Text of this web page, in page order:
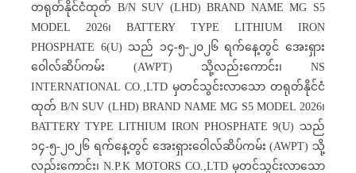
တရုတ်နိုင်ငံထုတ် B/N SUV (LHD) BRAND NAME MG S5
MODEL 2026၊ BATTERY TYPE LITHIUM IRON
PHOSPHATE 6(U) သည် ၁၄-၅-၂၀၂၆ ရက်နေ့တွင် အေးရှား
ဝေါလ်ဆိပ်ကမ်း (AWPT) သို့လည်းကောင်း၊ NS
INTERNATIONAL CO.,LTD မှတင်သွင်းလာသော တရုတ်နိုင်ငံ
ထုတ် B/N SUV (LHD) BRAND NAME MG S5 MODEL 2026၊
BATTERY TYPE LITHIUM IRON PHOSPHATE 9(U) သည်
၁၄-၅-၂၀၂၆ ရက်နေ့တွင် အေးရှားဝေါလ်ဆိပ်ကမ်း (AWPT) သို့
လည်းကောင်း၊ N.P.K MOTORS CO.,LTD မှတင်သွင်းလာသော